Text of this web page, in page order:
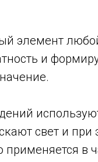
элемент
и
свет и
применяется в